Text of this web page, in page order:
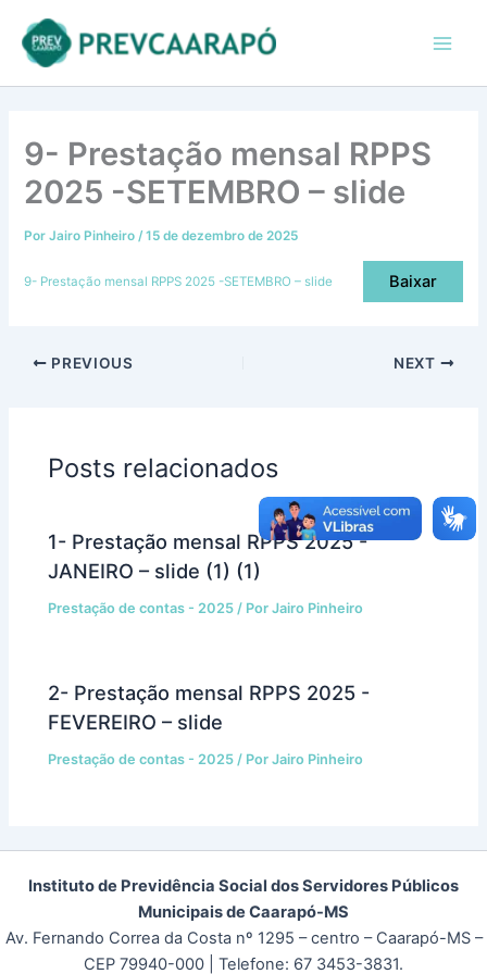
para
conteúdo
9- Prestação mensal RPPS
2025 -SETEMBRO – slide
PorJairo Pinheiro /15 de dezembro de 2025
9- Prestação mensal RPPS 2025 -SETEMBRO – slide Baixar
PREVIOUS NEXT
Posts relacionados
1- Prestação mensal RPPS 2025 -
JANEIRO – slide (1) (1)
Prestação de contas - 2025 / PorJairo Pinheiro
2- Prestação mensal RPPS 2025 -
FEVEREIRO – slide
Prestação de contas - 2025 / PorJairo Pinheiro
Instituto de Previdência Social dos Servidores Públicos
Municipais de Caarapó-MS
Av. Fernando Correa da Costa nº 1295 – centro – Caarapó-MS –
CEP 79940-000
| Telefone: 67 3453-3831.